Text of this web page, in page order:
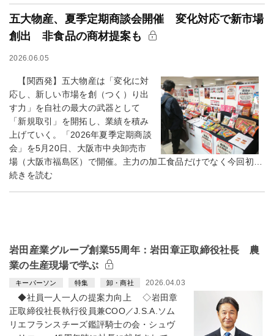
五大物産、夏季定期商談会開催 変化対応で新市場
創出 非食品の商材提案も
2026.06.05
【関西発】五大物産は「変化に対
応し、新しい市場を創（つく）り出
す力」を自社の最大の武器として
「新規取引」を開拓し、業績を積み
上げていく。「2026年夏季定期商談
会」を5月20日、大阪市中央卸売市
場（大阪市福島区）で開催。主力の加工食品だけでなく今回初…
続きを読む
岩田産業グループ創業55周年：岩田章正取締役社長 農
業の生産現場で学ぶ
キーパーソン 特集 卸・商社 2026.04.03
◆社員一人一人の提案力向上 ◇岩田章
正取締役社長執行役員兼COO／J.S.A.ソム
リエフランスチーズ鑑評騎士の会・シュヴ